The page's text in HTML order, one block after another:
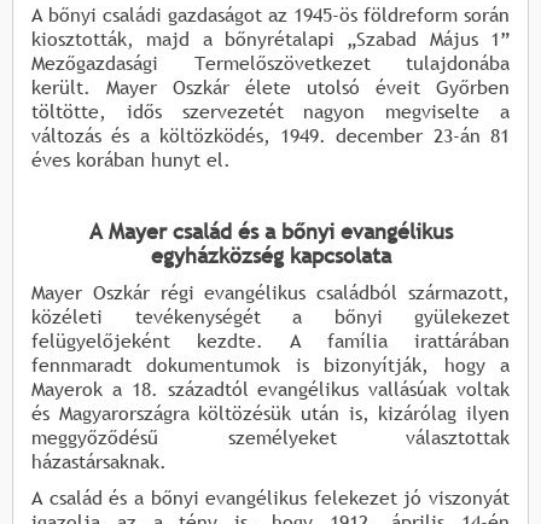
A bőnyi családi gazdaságot az 1945-ös földreform során
kiosztották, majd a bőnyrétalapi „Szabad Május 1”
Mezőgazdasági Termelőszövetkezet tulajdonába
került. Mayer Oszkár élete utolsó éveit Győrben
töltötte, idős szervezetét nagyon megviselte a
változás és a költözködés, 1949. december 23-án 81
éves korában hunyt el.
A Mayer család és a bőnyi evangélikus
egyházközség kapcsolata
Mayer Oszkár régi evangélikus családból származott,
közéleti tevékenységét a bőnyi gyülekezet
felügyelőjeként kezdte. A família irattárában
fennmaradt dokumentumok is bizonyítják, hogy a
Mayerok a 18. századtól evangélikus vallásúak voltak
és Magyarországra költözésük után is, kizárólag ilyen
meggyőződésű személyeket választottak
házastársaknak.
A család és a bőnyi evangélikus felekezet jó viszonyát